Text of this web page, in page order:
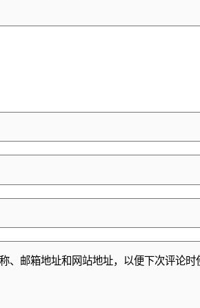
、邮箱地址和网站地址，以便下次评论时